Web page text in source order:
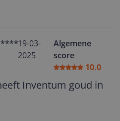
19-03-
2025
Algemene
score
10.0
Inventum goud in